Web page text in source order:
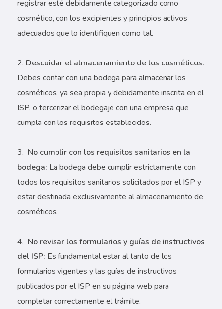
registrar esté debidamente categorizado como
cosmético, con los excipientes y principios activos
adecuados que lo identifiquen como tal.
Descuidar el almacenamiento de los cosméticos:
Debes contar con una bodega para almacenar los
cosméticos, ya sea propia y debidamente inscrita en el
ISP, o tercerizar el bodegaje con una empresa que
cumpla con los requisitos establecidos.
No cumplir con los requisitos sanitarios en la
bodega: La bodega debe cumplir estrictamente con
todos los requisitos sanitarios solicitados por el ISP y
estar destinada exclusivamente al almacenamiento de
cosméticos.
No revisar los formularios y guías de instructivos
del ISP: Es fundamental estar al tanto de los
formularios vigentes y las guías de instructivos
publicados por el ISP en su página web para
completar correctamente el trámite.